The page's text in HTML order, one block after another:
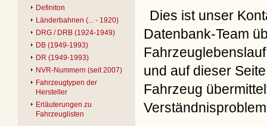
Definiton
Länderbahnen (... - 1920)
DRG / DRB (1924-1949)
DB (1949-1993)
DR (1949-1993)
NVR-Nummern (seit 2007)
Fahrzeugtypen der
Hersteller
Erläuterungen zu
Fahrzeuglisten
Dies ist unser
Datenbank-Team
und auf dieser
Fahrzeug